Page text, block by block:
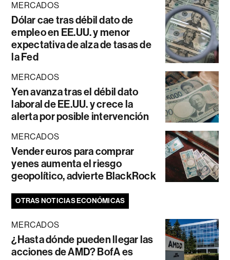
MERCADOS
Dólar cae tras débil dato de
empleo en EE.UU. y menor
expectativa de alza de tasas de
la Fed
MERCADOS
Yen avanza tras el débil dato
laboral de EE.UU. y crece la
alerta por posible intervención
MERCADOS
Vender euros para comprar
yenes aumenta el riesgo
geopolítico, advierte BlackRock
OTRAS NOTICIAS ECONÓMICAS
MERCADOS
¿Hasta dónde pueden llegar las
acciones de AMD? BofA es